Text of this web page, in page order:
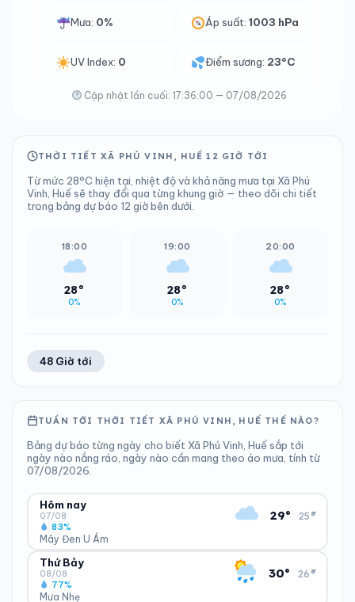
Mưa: 0% Áp suất:1003 hPa
UV Index: 0 Điểm sương: 23°C
Cập nhật lần cuối: 17:36:00 — 07/08/2026
THỜI TIẾT XÃ PHÚ VINH, HUẾ 12 GIỜ TỚI
Từ mức 28°C hiện tại, nhiệt độ và khả năng mưa tại Xã Phú
Vinh, Huế sẽ thay đổi qua từng khung giờ — theo dõi chi tiết
trong bảng dự báo 12 giờ bên dưới.
18:00
28°
0%
19:00
28°
0%
20:00
28°
0%
48 Giờ tới
TUẦN TỚI THỜI TIẾT XÃ PHÚ VINH, HUẾ THẾ NÀO?
Bảng dự báo từng ngày cho biết Xã Phú Vinh, Huế sắp tới
ngày nào nắng ráo, ngày nào cần mang theo áo mưa, tính từ
07/08/2026.
Hôm nay
07/08
Mây Đen U Ám
83%
29° 25°
▾
ĐỘ ẨM
83%
Trung bình ngày
14 km/h
Thứ Bảy
08/08
Mưa Nhẹ
77%
30° 26°
▾